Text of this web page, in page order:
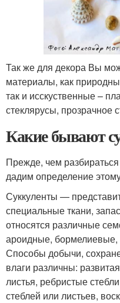
Так же для декора Вы
материалы, как
так и исскуственные –
стеклярусы, прозрачное
Какие бывают
Прежде, чем разбираться
дадим определение
Суккуленты —
специальные ткани,
относятся различные
ароидные, бормелиевые,
Способы добычи,
влаги различны:
листья, ребристые
стеблей или листьев,